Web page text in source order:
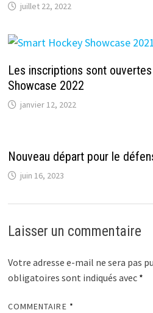
juillet 22, 2022
Les inscriptions sont
Showcase 2022
janvier 12, 2022
Nouveau départ pour le
juin 16, 2023
Laisser un commentaire
Votre adresse e-mail ne sera pas
obligatoires sont indiqués avec *
COMMENTAIRE *